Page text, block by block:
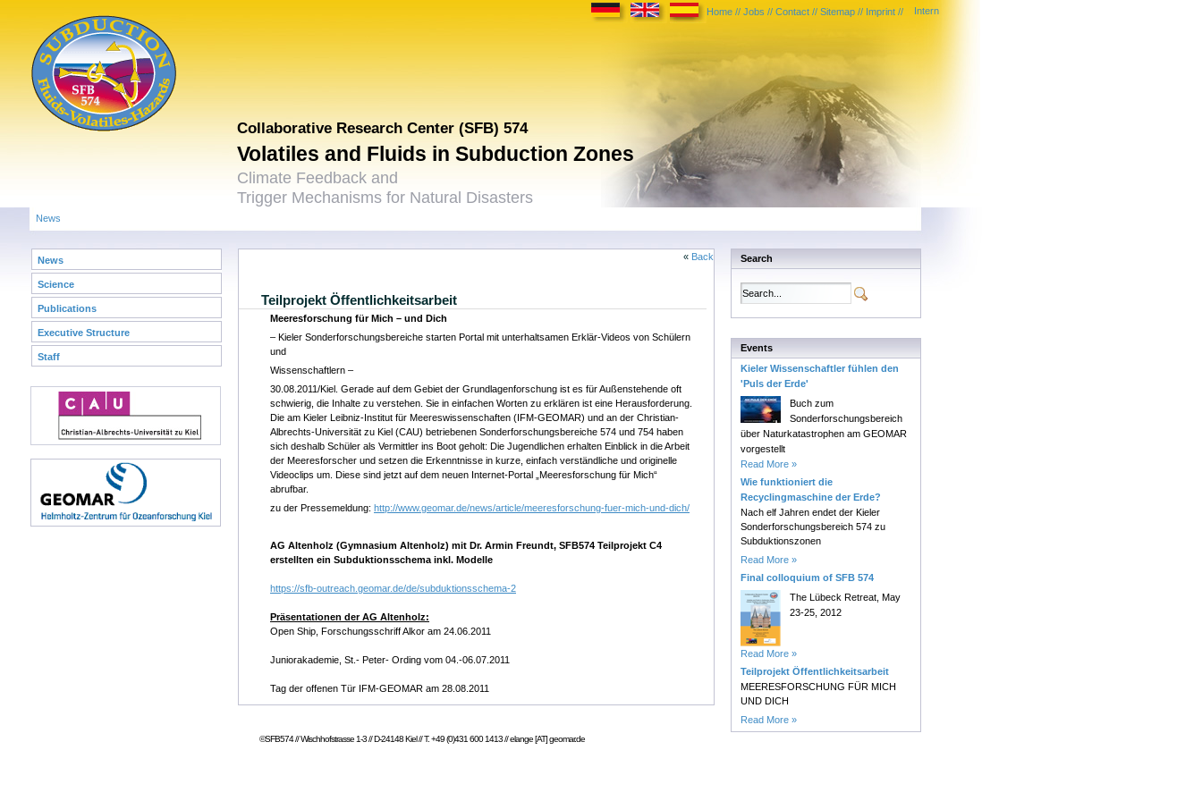
Intern
Home // Jobs // Contact // Sitemap // Imprint //
Collaborative Research Center (SFB) 574
Volatiles and Fluids in Subduction Zones
Climate Feedback and
Trigger Mechanisms for Natural Disasters
News
News
Science
Publications
Executive Structure
Staff
« Back
Teilprojekt Öffentlichkeitsarbeit
Meeresforschung für Mich – und Dich
– Kieler Sonderforschungsbereiche starten Portal mit unterhaltsamen Erklär-Videos von Schülern
und
Wissenschaftlern –
30.08.2011/Kiel. Gerade auf dem Gebiet der Grundlagenforschung ist es für Außenstehende oft
schwierig, die Inhalte zu verstehen. Sie in einfachen Worten zu erklären ist eine Herausforderung.
Die am Kieler Leibniz-Institut für Meereswissenschaften (IFM-GEOMAR) und an der Christian-
Albrechts-Universität zu Kiel (CAU) betriebenen Sonderforschungsbereiche 574 und 754 haben
sich deshalb Schüler als Vermittler ins Boot geholt: Die Jugendlichen erhalten Einblick in die Arbeit
der Meeresforscher und setzen die Erkenntnisse in kurze, einfach verständliche und originelle
Videoclips um. Diese sind jetzt auf dem neuen Internet-Portal „Meeresforschung für Mich“
abrufbar.
zu der Pressemeldung: http://www.geomar.de/news/article/meeresforschung-fuer-mich-und-dich/
AG Altenholz (Gymnasium Altenholz) mit Dr. Armin Freundt, SFB574 Teilprojekt C4
erstellten ein Subduktionsschema inkl. Modelle
https://sfb-outreach.geomar.de/de/subduktionsschema-2
Präsentationen der AG Altenholz:
Open Ship, Forschungsschriff Alkor am 24.06.2011
Juniorakademie, St.- Peter- Ording vom 04.-06.07.2011
Tag der offenen Tür IFM-GEOMAR am 28.08.2011
Search
Events
Kieler Wissenschaftler fühlen den
'Puls der Erde'
Buch zum
Sonderforschungsbereich
über Naturkatastrophen am GEOMAR
vorgestellt
Read More »
Wie funktioniert die
Recyclingmaschine der Erde?
Nach elf Jahren endet der Kieler
Sonderforschungsbereich 574 zu
Subduktionszonen
Read More »
Final colloquium of SFB 574
The Lübeck Retreat, May
23-25, 2012
Read More »
Teilprojekt Öffentlichkeitsarbeit
MEERESFORSCHUNG FÜR MICH
UND DICH
Read More »
©SFB574 // Wischhofstrasse 1-3 // D-24148 Kiel // T. +49 (0)431 600 1413 // elange [AT] geomar.de